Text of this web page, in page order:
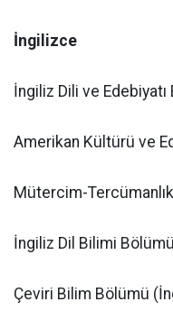
İngilizce
İngiliz Dili ve Edebiyatı
Amerikan Kültürü ve
Mütercim-
İngiliz Dil Bilimi Bölümü
Çeviri Bilim Bölümü